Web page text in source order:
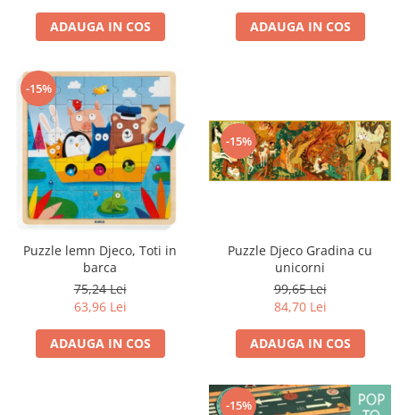
ADAUGA IN COS ADAUGA IN COS
-15%
Puzzle lemn Djeco, Toti in
barca
75,24 Lei
63,96 Lei
ADAUGA IN COS
-15%
Puzzle Djeco Gradina cu
unicorni
99,65 Lei
84,70 Lei
ADAUGA IN COS
-15%